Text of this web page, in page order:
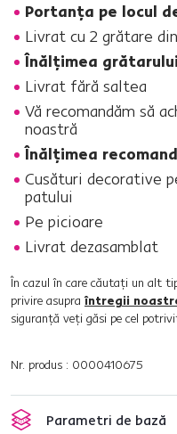
Portanţa pe locul
Livrat cu 2 grătare
Înălţimea
Livrat fără saltea
Vă recomandăm să
noastră
Înălţimea
Cusături decorative
patului
Pe picioare
Livrat dezasamblat
În cazul în care căutaţi un alt
privire asupra întregii
siguranţă veţi găsi pe cel
Nr. produs : 0000410675
Parametri de bază